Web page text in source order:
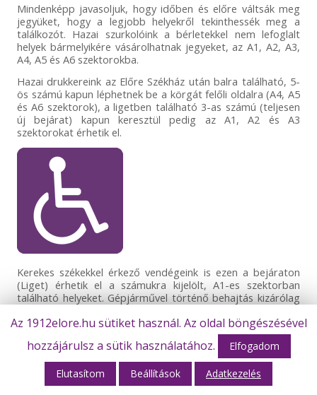
Mindenképp javasoljuk, hogy időben és előre váltsák meg
jegyüket, hogy a legjobb helyekről tekinthessék meg a
találkozót. Hazai szurkolóink a bérletekkel nem lefoglalt
helyek bármelyikére vásárolhatnak jegyeket, az A1, A2, A3,
A4, A5 és A6 szektorokba.
Hazai drukkereink az Előre Székház után balra található, 5-
ös számú kapun léphetnek be a körgát felőli oldalra (A4, A5
és A6 szektorok), a ligetben található 3-as számú (teljesen
új bejárat) kapun keresztül pedig az A1, A2 és A3
szektorokat érhetik el.
Kerekes székekkel érkező vendégeink is ezen a bejáraton
(Liget) érhetik el a számukra kijelölt, A1-es szektorban
található helyeket. Gépjárművel történő behajtás kizárólag
keresztül) lehetséges érvényes, belépésre jogosító okirattal
együtt (belépőjegy, bérlet). Önmagában a
mozgáskorlátozott igazolvány nem elégséges. A
mozgáskorlátozott WC-k használatához kérjék a biztonsági
szolgálat segítségét!
Az 1912elore.hu sütiket használ. Az oldal böngészésével
hozzájárulsz a sütik használatához.
Elfogadom
Elutasítom Beállítások Adatkezelés